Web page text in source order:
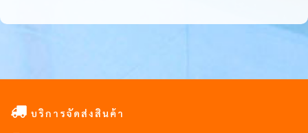
บริการจัดส่งสินค้า